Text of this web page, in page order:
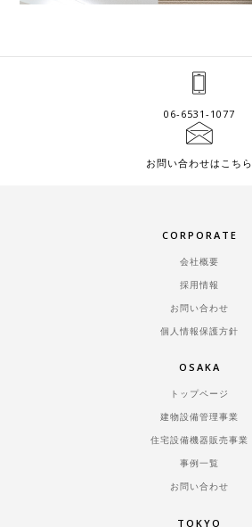
06-6531-1077
お問い合わせはこちら
CORPORATE
会社概要
採用情報
お問い合わせ
個人情報保護方針
OSAKA
トップページ
建物設備管理事業
住宅設備機器販売事業
事例一覧
お問い合わせ
TOKYO